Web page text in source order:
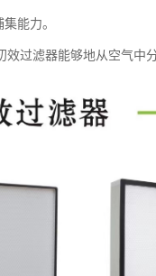
能力。
过滤器能够地从空气中